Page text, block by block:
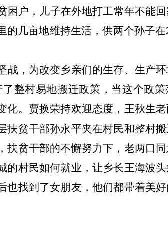
困户，儿子在外地打工常年不能
几亩地维持生活，供两个孙子
战，为改变乡亲们的生存、生产
整村易地搬迁政策，当这个政策
。贾换荣持欢迎态度，王秋生
贫干部孙永平夹在村民和整村
贫干部的不懈努力下，老两口同
村民如何就业，让乡长王海波
找到了女朋友，他们都带着美